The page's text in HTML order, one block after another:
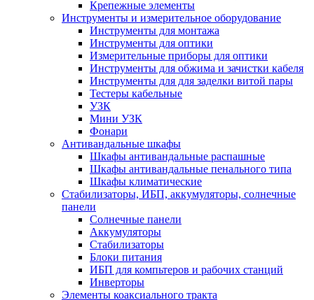
Крепежные элементы
Инструменты и измерительное оборудование
Инструменты для монтажа
Инструменты для оптики
Измерительные приборы для оптики
Инструменты для обжима и зачистки кабеля
Инструменты для для заделки витой пары
Тестеры кабельные
УЗК
Мини УЗК
Фонари
Антивандальные шкафы
Шкафы антивандальные распашные
Шкафы антивандальные пенального типа
Шкафы климатические
Стабилизаторы, ИБП, аккумуляторы, солнечные
панели
Солнечные панели
Аккумуляторы
Стабилизаторы
Блоки питания
ИБП для компьтеров и рабочих станций
Инверторы
Элементы коаксиального тракта